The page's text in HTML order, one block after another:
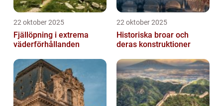
22 oktober 2025
Fjällöpning i extrema
väderförhållanden
22 oktober 2025
Historiska broar och
deras konstruktioner